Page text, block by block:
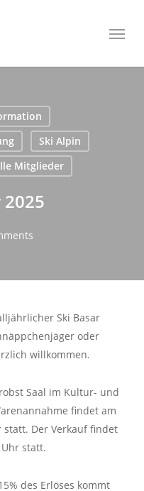
Menu
Ski Alpin
Mitglieder
2025
Ski Basar
oder
willkommen.
Saal im Kultur- und
findet am
statt. Der Verkauf findet
Uhr statt.
des Erlöses kommt